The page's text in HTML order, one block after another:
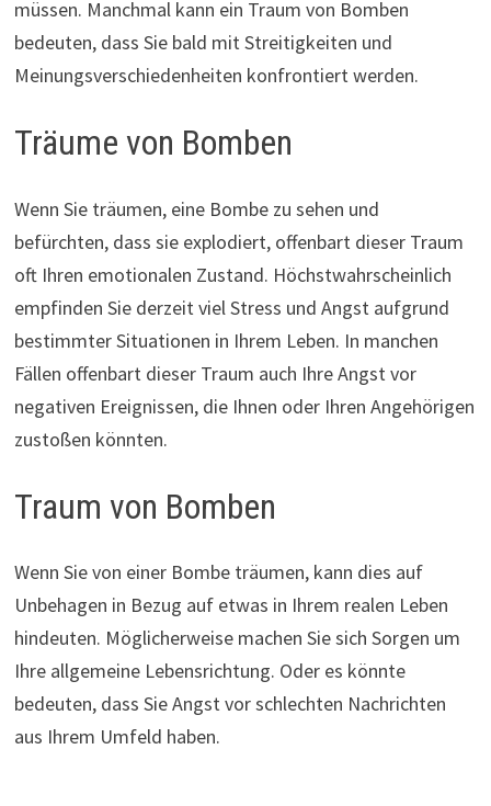
müssen. Manchmal kann ein Traum von Bomben
bedeuten, dass Sie bald mit Streitigkeiten und
Meinungsverschiedenheiten konfrontiert werden.
Träume von Bomben
Wenn Sie träumen, eine Bombe zu sehen und
befürchten, dass sie explodiert, offenbart dieser Traum
oft Ihren emotionalen Zustand. Höchstwahrscheinlich
empfinden Sie derzeit viel Stress und Angst aufgrund
bestimmter Situationen in Ihrem Leben. In manchen
Fällen offenbart dieser Traum auch Ihre Angst vor
negativen Ereignissen, die Ihnen oder Ihren Angehörigen
zustoßen könnten.
Traum von Bomben
Wenn Sie von einer Bombe träumen, kann dies auf
Unbehagen in Bezug auf etwas in Ihrem realen Leben
hindeuten. Möglicherweise machen Sie sich Sorgen um
Ihre allgemeine Lebensrichtung. Oder es könnte
bedeuten, dass Sie Angst vor schlechten Nachrichten
aus Ihrem Umfeld haben.